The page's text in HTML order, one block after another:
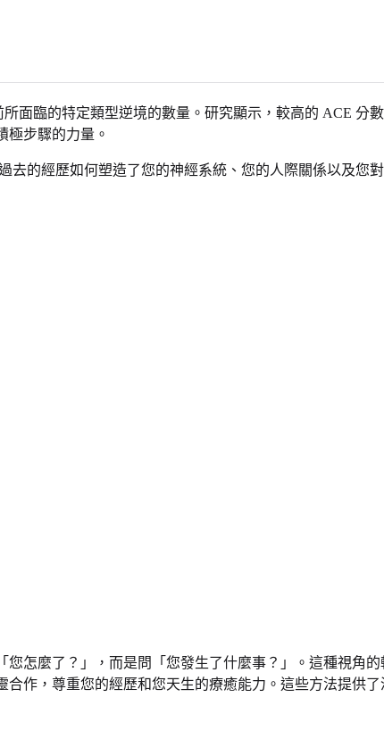
面臨的特定類型逆境的數量。研究顯示，較高的 ACE 分
極步驟的力量。
的經歷如何塑造了您的神經系統、您的人際關係以及您
怎麼了？」，而是問「您發生了什麼事？」。這種視角的
作，尊重您的經歷和您天生的療癒能力。這些方法提供